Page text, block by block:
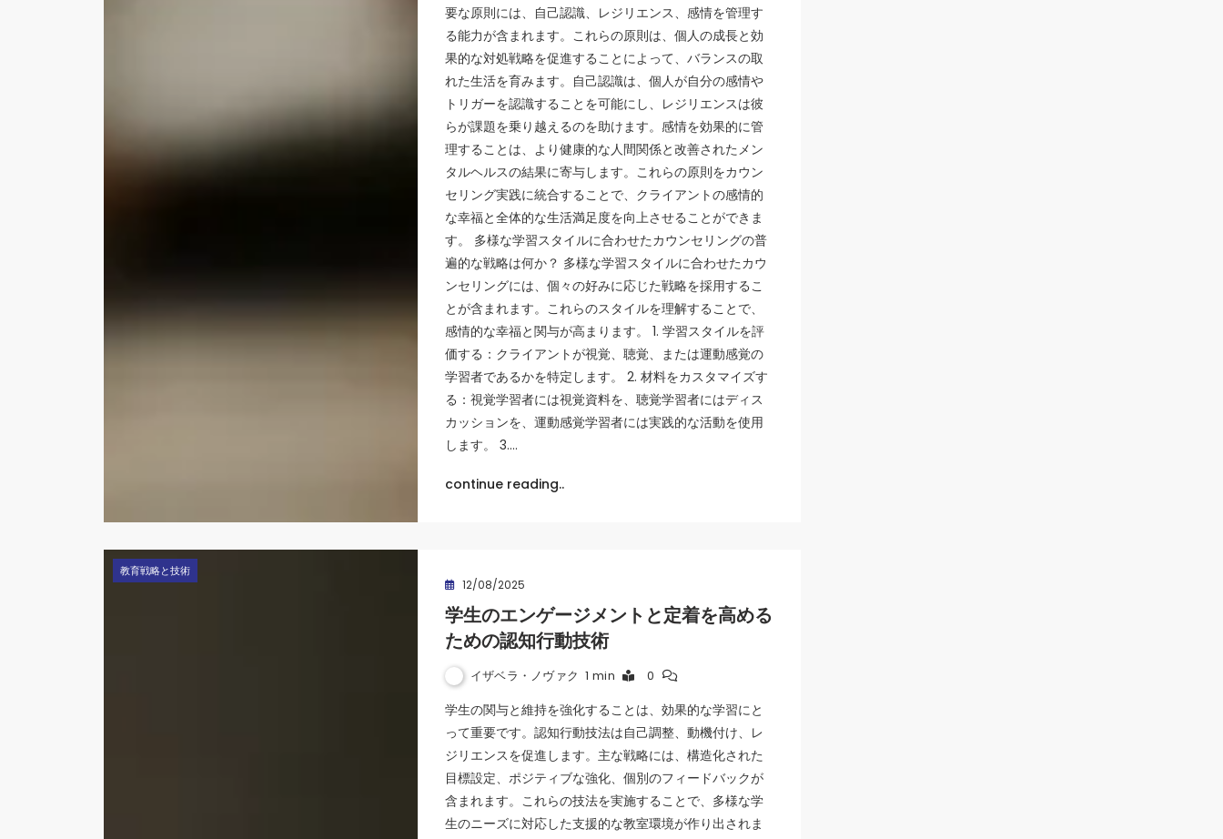
要な原則には、自己認識、レジリエンス、感情を管理す
る能力が含まれます。これらの原則は、個人の成長と効
果的な対処戦略を促進することによって、バランスの取
れた生活を育みます。自己認識は、個人が自分の感情や
トリガーを認識することを可能にし、レジリエンスは彼
らが課題を乗り越えるのを助けます。感情を効果的に管
理することは、より健康的な人間関係と改善されたメン
タルヘルスの結果に寄与します。これらの原則をカウン
セリング実践に統合することで、クライアントの感情的
な幸福と全体的な生活満足度を向上させることができま
す。 多様な学習スタイルに合わせたカウンセリングの普
遍的な戦略は何か？ 多様な学習スタイルに合わせたカウ
ンセリングには、個々の好みに応じた戦略を採用するこ
とが含まれます。これらのスタイルを理解することで、
感情的な幸福と関与が高まります。 1. 学習スタイルを評
価する：クライアントが視覚、聴覚、または運動感覚の
学習者であるかを特定します。 2. 材料をカスタマイズす
る：視覚学習者には視覚資料を、聴覚学習者にはディス
カッションを、運動感覚学習者には実践的な活動を使用
します。 3.…
continue reading..
教育戦略と技術
12/08/2025
学生のエンゲージメントと定着を高める
ための認知行動技術
イザベラ・ノヴァク 1 min 0
学生の関与と維持を強化することは、効果的な学習にと
って重要です。認知行動技法は自己調整、動機付け、レ
ジリエンスを促進します。主な戦略には、構造化された
目標設定、ポジティブな強化、個別のフィードバックが
含まれます。これらの技法を実施することで、多様な学
生のニーズに対応した支援的な教室環境が作り出されま